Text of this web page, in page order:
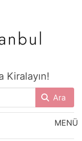
Kiralayın!
Ara
MENÜ